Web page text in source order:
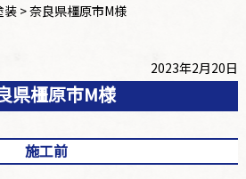
装>奈良県橿原市M様
2023年2月20日
県橿原市M様
施工前